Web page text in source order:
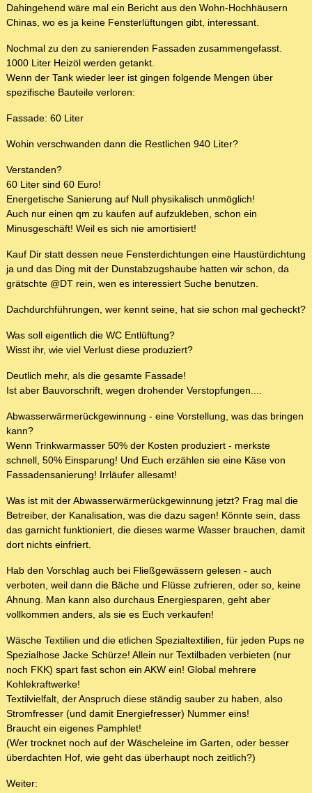
Dahingehend wäre mal ein Bericht aus den Wohn-Hochhäusern
Chinas, wo es ja keine Fensterlüftungen gibt, interessant.
Nochmal zu den zu sanierenden Fassaden zusammengefasst.
1000 Liter Heizöl werden getankt.
Wenn der Tank wieder leer ist gingen folgende Mengen über
spezifische Bauteile verloren:
Fassade: 60 Liter
Wohin verschwanden dann die Restlichen 940 Liter?
Verstanden?
60 Liter sind 60 Euro!
Energetische Sanierung auf Null physikalisch unmöglich!
Auch nur einen qm zu kaufen auf aufzukleben, schon ein
Minusgeschäft! Weil es sich nie amortisiert!
Kauf Dir statt dessen neue Fensterdichtungen eine Haustürdichtung
ja und das Ding mit der Dunstabzugshaube hatten wir schon, da
grätschte @DT rein, wen es interessiert Suche benutzen.
Dachdurchführungen, wer kennt seine, hat sie schon mal gecheckt?
Was soll eigentlich die WC Entlüftung?
Wisst ihr, wie viel Verlust diese produziert?
Deutlich mehr, als die gesamte Fassade!
Ist aber Bauvorschrift, wegen drohender Verstopfungen....
Abwasserwärmerückgewinnung - eine Vorstellung, was das bringen
kann?
Wenn Trinkwarmasser 50% der Kosten produziert - merkste
schnell, 50% Einsparung! Und Euch erzählen sie eine Käse von
Fassadensanierung! Irrläufer allesamt!
Was ist mit der Abwasserwärmerückgewinnung jetzt? Frag mal die
Betreiber, der Kanalisation, was die dazu sagen! Könnte sein, dass
das garnicht funktioniert, die dieses warme Wasser brauchen, damit
dort nichts einfriert.
Hab den Vorschlag auch bei Fließgewässern gelesen - auch
verboten, weil dann die Bäche und Flüsse zufrieren, oder so, keine
Ahnung. Man kann also durchaus Energiesparen, geht aber
vollkommen anders, als sie es Euch verkaufen!
Wäsche Textilien und die etlichen Spezialtextilien, für jeden Pups ne
Spezialhose Jacke Schürze! Allein nur Textilbaden verbieten (nur
noch FKK) spart fast schon ein AKW ein! Global mehrere
Kohlekraftwerke!
Textilvielfalt, der Anspruch diese ständig sauber zu haben, also
Stromfresser (und damit Energiefresser) Nummer eins!
Braucht ein eigenes Pamphlet!
(Wer trocknet noch auf der Wäscheleine im Garten, oder besser
überdachten Hof, wie geht das überhaupt noch zeitlich?)
Weiter: